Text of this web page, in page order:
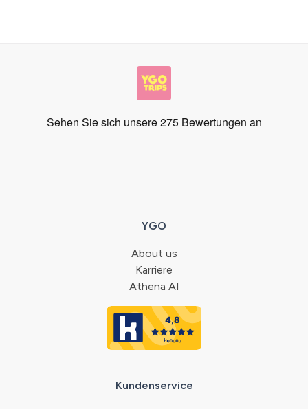
YGO
About us
Karriere
Athena AI
Kundenservice